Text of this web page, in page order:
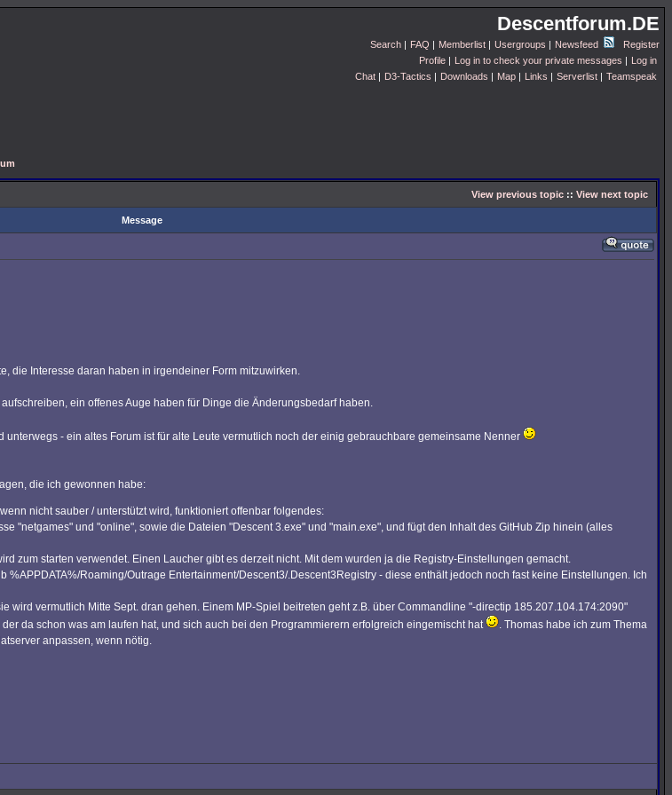
Descentforum.DE
Search | FAQ | Memberlist | Usergroups | Newsfeed
Register
Profile | Log in to check your private messages | Log in
Chat | D3-Tactics | Downloads | Map | Links | Serverlist | Teamspeak
View previous topic :: View next topic
Message
die Interesse daran haben in irgendeiner Form mitzuwirken.
ein offenes Auge haben für Dinge die Änderungsbedarf haben.
- ein altes Forum ist für alte Leute vermutlich noch der einig gebrauchbare gemeinsame Nenner
die ich gewonnen habe:
nicht sauber / unterstützt wird, funktioniert offenbar folgendes:
"netgames" und "online", sowie die Dateien "Descent 3.exe" und "main.exe", und fügt den Inhalt des GitHub Zip hinein (alles
zum starten verwendet. Einen Laucher gibt es derzeit nicht. Mit dem wurden ja die Registry-Einstellungen gemacht.
Roaming/Outrage Entertainment/Descent3/.Descent3Registry - diese enthält jedoch noch fast keine Einstellungen. Ich
wird vermutlich Mitte Sept. dran gehen. Einem MP-Spiel beitreten geht z.B. über Commandline "-directip 185.207.104.174:2090"
da schon was am laufen hat, und sich auch bei den Programmierern erfolgreich eingemischt hat
. Thomas habe ich zum Thema
anpassen, wenn nötig.